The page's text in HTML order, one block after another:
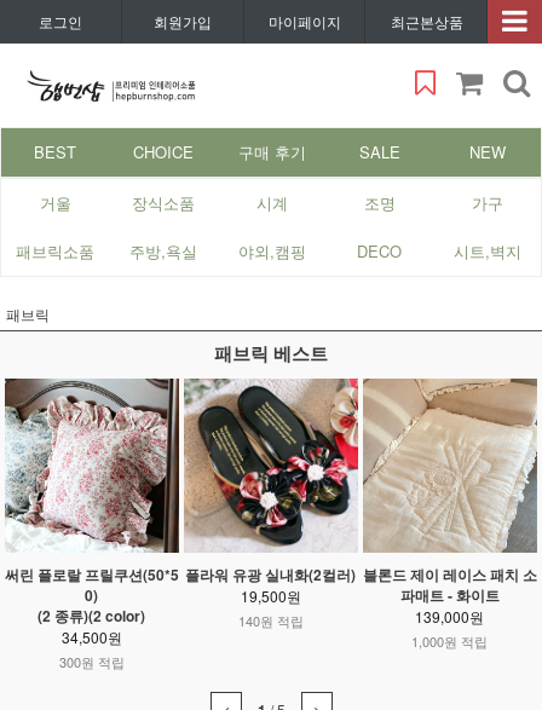
로그인 회원가입 마이페이지 최근본상품
BEST CHOICE 구매 후기 SALE NEW
거울 장식소품 시계 조명 가구
패브릭소품 주방,욕실 야외,캠핑 DECO 시트,벽지
패브릭
패브릭 베스트
써린 플로랄 프릴쿠션(50*5
0)
(2 종류)(2 color)
34,500원
300원 적립
플라워 유광 실내화(2컬러)
19,500원
140원 적립
블론드 제이 레이스 패치 소
파매트 - 화이트
139,000원
1,000원 적립